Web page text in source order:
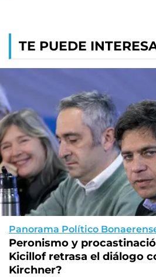
TE PUEDE
Panorama Político
Peronismo y
Kicillof retrasa el diálogo
Kirchner?